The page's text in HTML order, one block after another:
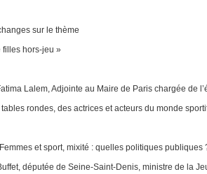
sur le thème
filles hors-jeu »
Lalem, Adjointe au Maire de Paris chargée de
rondes, des actrices et acteurs du monde
et sport, mixité : quelles politiques publiques
députée de Seine-Saint-Denis, ministre de la